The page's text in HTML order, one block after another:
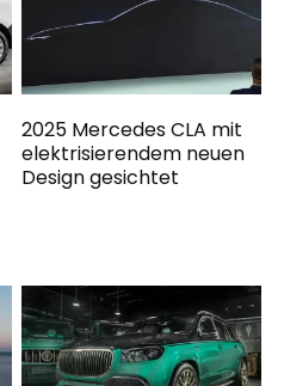
2025 Mercedes CLA mit
elektrisierendem neuen
Design gesichtet